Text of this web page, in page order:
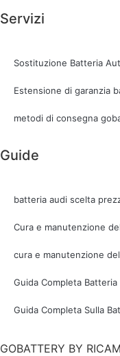
Servizi
Sostituzione Batteria
Estensione di garanzia
metodi di consegna
Guide
batteria audi scelta
Cura e manutenzione
cura e manutenzione
Guida Completa
Guida Completa Sulla
GOBATTERY BY